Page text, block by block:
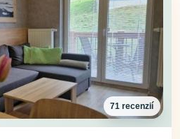
71 recenzií